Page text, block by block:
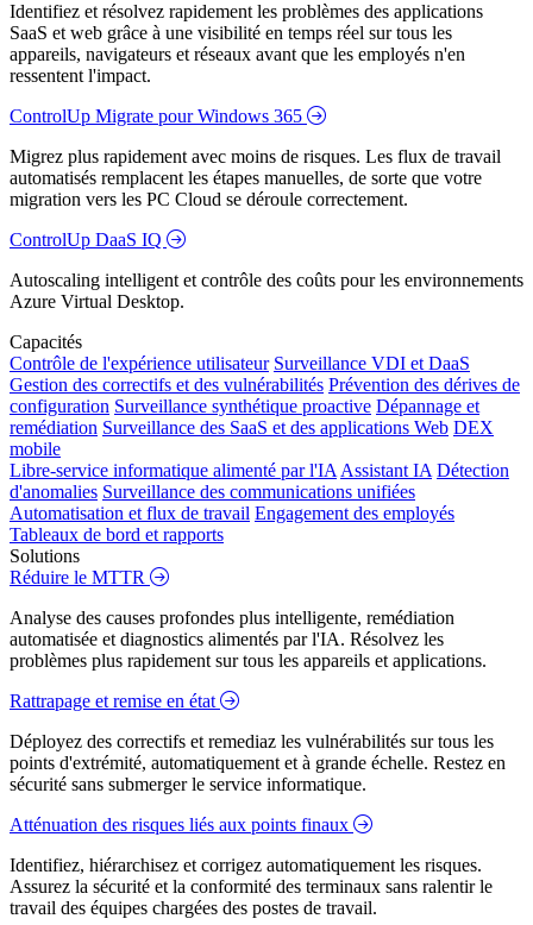
Identifiez et résolvez rapidement les problèmes des applications
SaaS et web grâce à une visibilité en temps réel sur tous les
appareils, navigateurs et réseaux avant que les employés n'en
ressentent l'impact.
ControlUp Migrate pour Windows 365
Migrez plus rapidement avec moins de risques. Les flux de travail
automatisés remplacent les étapes manuelles, de sorte que votre
migration vers les PC Cloud se déroule correctement.
ControlUp DaaS IQ
Autoscaling intelligent et contrôle des coûts pour les environnements
Azure Virtual Desktop.
Capacités
Contrôle de l'expérience utilisateur Surveillance VDI et DaaS
Gestion des correctifs et des vulnérabilités Prévention des dérives de
configuration Surveillance synthétique proactive Dépannage et
remédiation Surveillance des SaaS et des applications Web DEX
mobile
Libre-service informatique alimenté par l'IA Assistant IA Détection
d'anomalies Surveillance des communications unifiées
Automatisation et flux de travail Engagement des employés
Tableaux de bord et rapports
Solutions
Réduire le MTTR
Analyse des causes profondes plus intelligente, remédiation
automatisée et diagnostics alimentés par l'IA. Résolvez les
problèmes plus rapidement sur tous les appareils et applications.
Rattrapage et remise en état
Déployez des correctifs et remediaz les vulnérabilités sur tous les
points d'extrémité, automatiquement et à grande échelle. Restez en
sécurité sans submerger le service informatique.
Atténuation des risques liés aux points finaux
Identifiez, hiérarchisez et corrigez automatiquement les risques.
Assurez la sécurité et la conformité des terminaux sans ralentir le
travail des équipes chargées des postes de travail.